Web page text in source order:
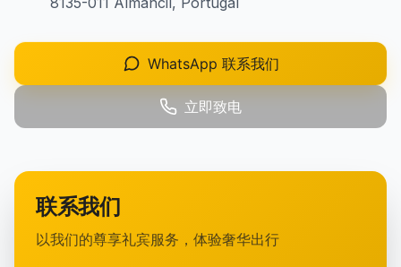
WhatsApp 联系我们
立即致电
联系我们
以我们的尊享礼宾服务，体验奢华出行